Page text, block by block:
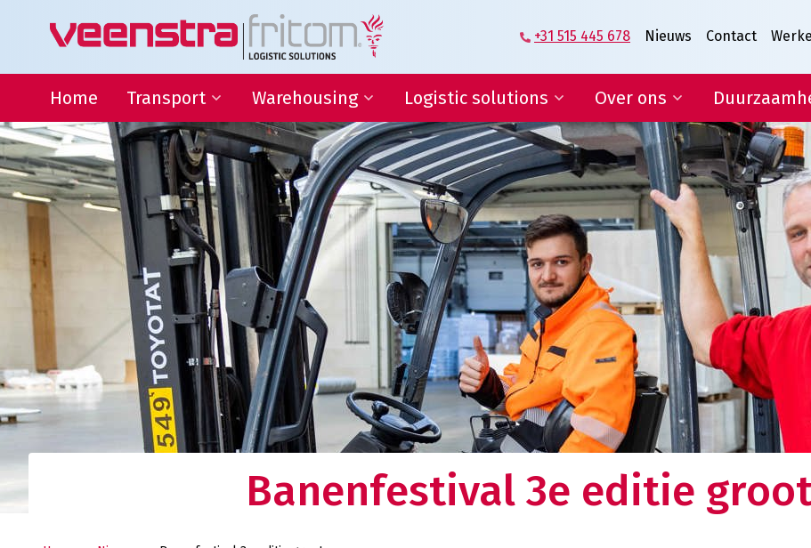
+31 515 445 678 Nieuws Contact
Home Transport
Binnenlandse distributie
Internationaal transport
Transport Frankrijk
Transport Duitsland
Forwarding
Afwijkende maten transport
Transport gevaarlijke stoffen
Thermo transport
Warehousing
Warehousing
Locatie Heeg
Locatie Deventer
Logistic solutions
Supplier logistics
Logistics engineering
E-fulfilment
IT-diensten en rapportages
Logistic solutions
Geen omkijken meer naar uw logistieke keten. Dat
wilt u toch ook?
Over ons
Het verhaal van
Veenstra|Fritom
Wat ons beweegt
Vacatures
Lean & Green
Certificeringen
Condities
Over ons
Weten wat ons drijft en
verhaal?
Banenfestival 3e editie